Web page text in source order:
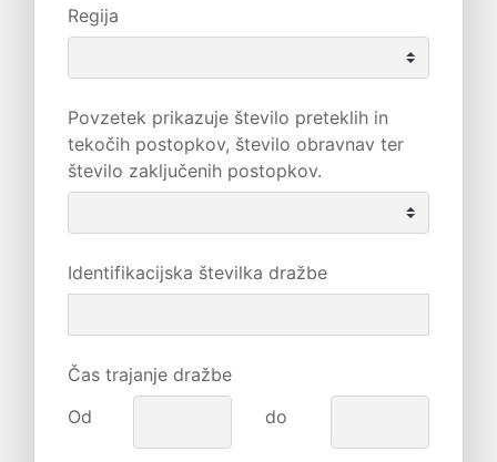
Regija
Povzetek prikazuje število preteklih in
tekočih postopkov, število obravnav ter
število zaključenih postopkov.
Identifikacijska številka dražbe
Čas trajanje dražbe
Od
do